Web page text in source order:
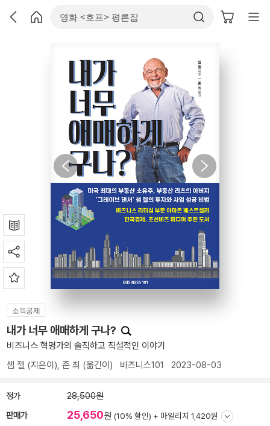
소득공제
내가 너무 애매하게 구나?
비즈니스 혁명가의 솔직하고 직설적인 이야기
샘 젤 (지은이), 존 최 (옮긴이) 비즈니스101 2023-08-03
정가 28,500원
판매가 25,650원 (10% 할인) + 마일리지 1,420원